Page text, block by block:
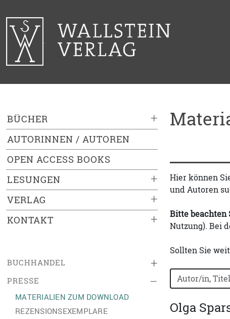
+
BÜCHER
AUTORINNEN / AUTOREN
OPEN ACCESS BOOKS
+
LESUNGEN
+
VERLAG
+
KONTAKT
+
BUCHHANDEL
–
PRESSE
MATERIALIEN ZUM DOWNLOAD
REZENSIONSEXEMPLARE
Hier können
und Autoren
Bitte beachten
Nutzung). Bei
Sollten Sie
Bücher nach
Olga